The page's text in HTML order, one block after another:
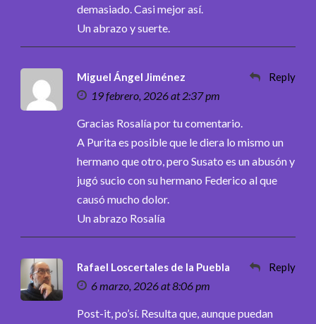
demasiado. Casi mejor así.
Un abrazo y suerte.
Miguel Ángel Jiménez
19 febrero, 2026 at 2:37 pm
Reply
Gracias Rosalía por tu comentario.
A Purita es posible que le diera lo mismo un
hermano que otro, pero Susato es un abusón y
jugó sucio con su hermano Federico al que
causó mucho dolor.
Un abrazo Rosalía
Rafael Loscertales de la Puebla
6 marzo, 2026 at 8:06 pm
Reply
Post-it, po’sí. Resulta que, aunque puedan